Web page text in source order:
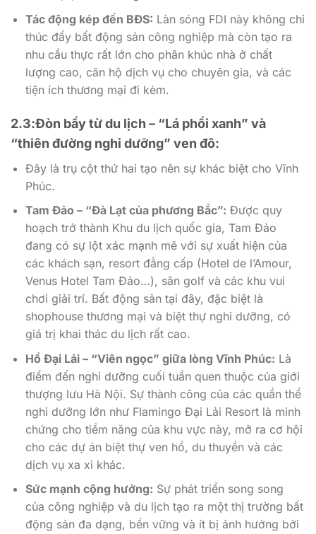
Tác động kép đến BĐS: Làn sóng FDI này không chỉ
thúc đẩy bất động sản công nghiệp mà còn tạo ra
nhu cầu thực rất lớn cho phân khúc nhà ở chất
lượng cao, căn hộ dịch vụ cho chuyên gia, và các
tiện ích thương mại đi kèm.
2.3:Đòn bẩy từ du lịch – “Lá phổi xanh” và
“thiên đường nghỉ dưỡng” ven đô:
Đây là trụ cột thứ hai tạo nên sự khác biệt cho Vĩnh
Phúc.
Tam Đảo – “Đà Lạt của phương Bắc”: Được quy
hoạch trở thành Khu du lịch quốc gia, Tam Đảo
đang có sự lột xác mạnh mẽ với sự xuất hiện của
các khách sạn, resort đẳng cấp (Hotel de l’Amour,
Venus Hotel Tam Đảo…), sân golf và các khu vui
chơi giải trí. Bất động sản tại đây, đặc biệt là
shophouse thương mại và biệt thự nghỉ dưỡng, có
giá trị khai thác du lịch rất cao.
Hồ Đại Lải – “Viên ngọc” giữa lòng Vĩnh Phúc: Là
điểm đến nghỉ dưỡng cuối tuần quen thuộc của giới
thượng lưu Hà Nội. Sự thành công của các quần thể
nghỉ dưỡng lớn như Flamingo Đại Lải Resort là minh
chứng cho tiềm năng của khu vực này, mở ra cơ hội
cho các dự án biệt thự ven hồ, du thuyền và các
dịch vụ xa xỉ khác.
Sức mạnh cộng hưởng: Sự phát triển song song
của công nghiệp và du lịch tạo ra một thị trường bất
động sản đa dạng, bền vững và ít bị ảnh hưởng bởi